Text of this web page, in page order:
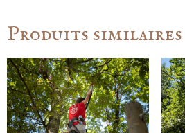
Produits similaires